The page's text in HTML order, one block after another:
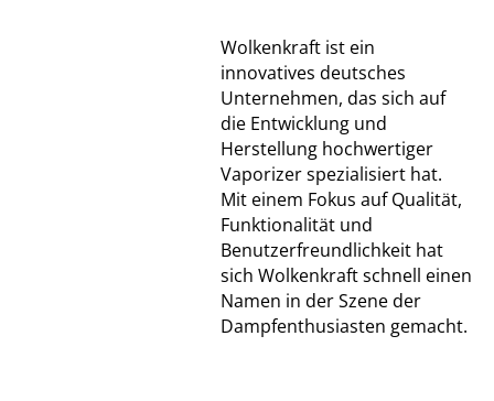
Wolkenkraft ist ein
innovatives deutsches
Unternehmen, das sich auf
die Entwicklung und
Herstellung hochwertiger
Vaporizer spezialisiert hat.
Mit einem Fokus auf Qualität,
Funktionalität und
Benutzerfreundlichkeit hat
sich Wolkenkraft schnell einen
Namen in der Szene der
Dampfenthusiasten gemacht.